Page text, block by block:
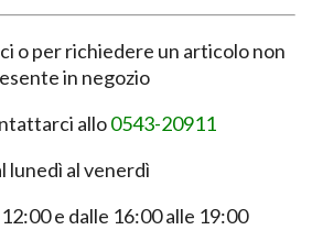
o per richiedere un articolo non
in negozio
allo0543-20911
lunedì al venerdì
e dalle 16:00 alle 19:00